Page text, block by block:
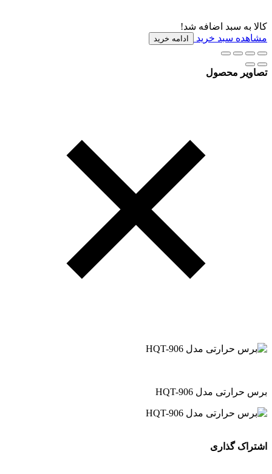
کالا به سبد اضافه شد!
مشاهده سبد خرید
ادامه خرید
تصاویر محصول
برس حرارتی مدل HQT-906
اشتراک گذاری